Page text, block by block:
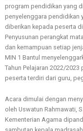
program pendidikan yang
penyelenggara pendidikan
diberikan kepada peserta
Penyusunan perangkat
dan kemampuan setiap
MIN 1 Bantul
Tahun Pelajaran 2022/
peserta terdiri dari guru,
Acara dimulai dengan
oleh Uswatun Rahmawati,
Kementerian Agama